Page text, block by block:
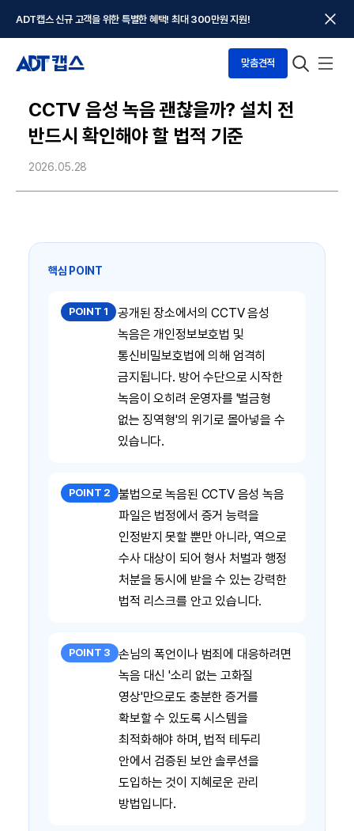
ADT캡스 신규 고객을 위한 특별한 혜택! 최대 300만원 지원!
맞춤견적
CCTV 음성 녹음 괜찮을까? 설치 전
반드시 확인해야 할 법적 기준
2026.05.28
핵심 POINT
POINT 1
공개된 장소에서의 CCTV 음성
녹음은 개인정보보호법 및
통신비밀보호법에 의해 엄격히
금지됩니다. 방어 수단으로 시작한
녹음이 오히려 운영자를 '벌금형
없는 징역형'의 위기로 몰아넣을 수
있습니다.
POINT 2
불법으로 녹음된 CCTV 음성 녹음
파일은 법정에서 증거 능력을
인정받지 못할 뿐만 아니라, 역으로
수사 대상이 되어 형사 처벌과 행정
처분을 동시에 받을 수 있는 강력한
법적 리스크를 안고 있습니다.
POINT 3
손님의 폭언이나 범죄에 대응하려면
녹음 대신 '소리 없는 고화질
영상'만으로도 충분한 증거를
확보할 수 있도록 시스템을
최적화해야 하며, 법적 테두리
안에서 검증된 보안 솔루션을
도입하는 것이 지혜로운 관리
방법입니다.